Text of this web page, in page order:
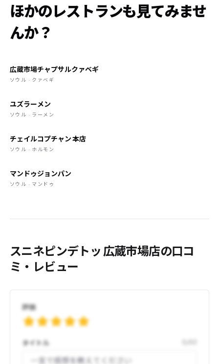
ほかのレストランも見てみませ
んか？
広蔵市場チャプサルクァベギ
ソウル · クァベギ
ユズラーメン
ソウル · ラーメン
チェイルコプチャン 本店
ソウル · ホルモン
マンドゥジョンパン
ソウル · マンドゥ
スニネピンデトッ 広蔵市場店の口コ
ミ・レビュー
評価
タイトル